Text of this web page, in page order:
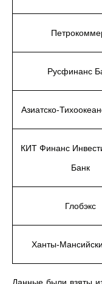
Русфинанс
Азиатско-
КИТ Финанс
Банк
Глобэкс
Ханты-